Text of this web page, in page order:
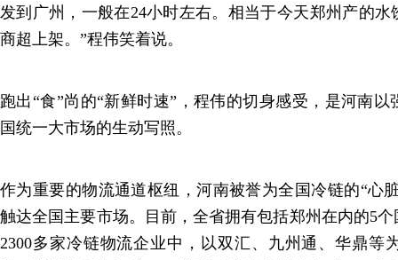
发到广州，一般在24小时左右。相当于今天郑州产的
商超上架。”程伟笑着说。
跑出“食”尚的“新鲜时速”，程伟的切身感受，是河南
国统一大市场的生动写照。
作为重要的物流通道枢纽，河南被誉为全国冷链的“心
触达全国主要市场。目前，全省拥有包括郑州在内的5
2300多家冷链物流企业中，以双汇、九州通、华鼎等